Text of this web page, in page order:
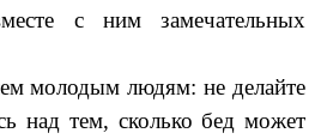
с ним замечательных
молодым людям: не делайте
над тем, сколько бед может